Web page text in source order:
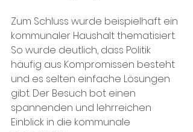
Zum Schluss wurde beispielhaft ein
kommunaler Haushalt thematisiert.
So wurde deutlich, dass Politik
häufig aus Kompromissen besteht
und es selten einfache Lösungen
gibt. Der Besuch bot einen
spannenden und lehrreichen
Einblick in die kommunale